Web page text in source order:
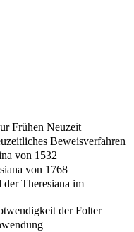
Frühen Neuzeit
Beweisverfahren
von 1532
von 1768
Theresiana im
der Folter